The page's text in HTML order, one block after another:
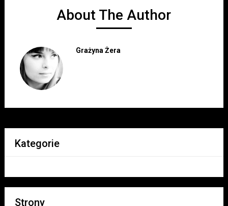
About The Author
Grażyna Żera
Kategorie
Strony